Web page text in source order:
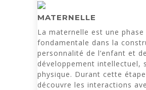
MATERNELLE
La maternelle est une phase
fondamentale dans la
personnalité de l’enfant et
développement intellectuel,
physique. Durant cette
découvre les interactions